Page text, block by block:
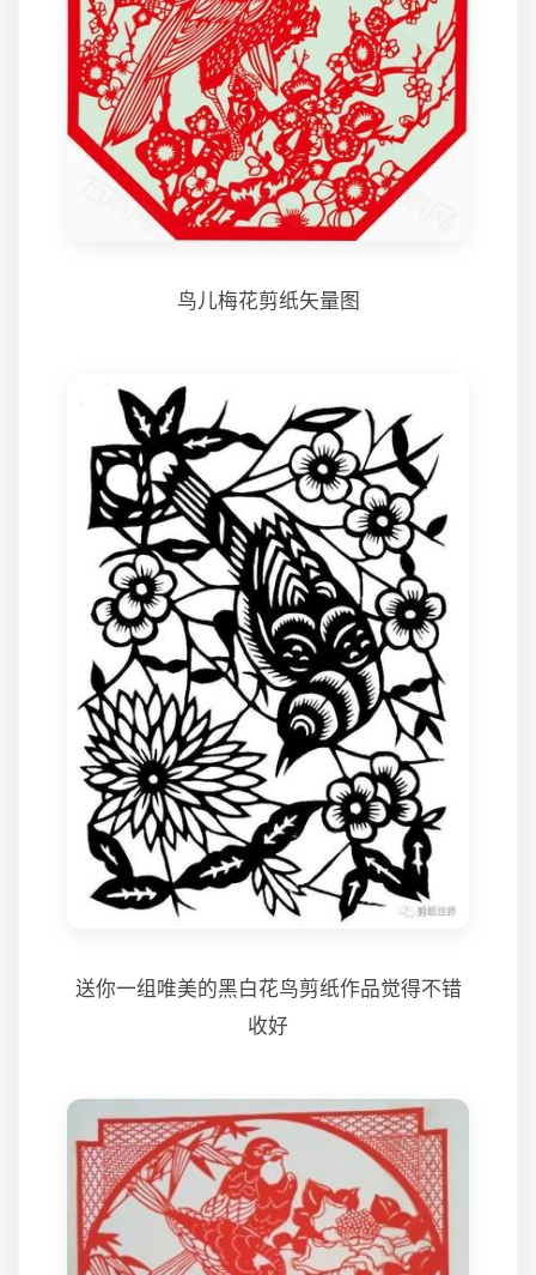
鸟儿梅花剪纸矢量图
送你一组唯美的黑白花鸟剪纸作品觉得不错
收好